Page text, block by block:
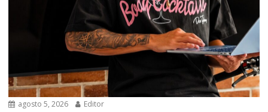
agosto 5, 2026 Editor